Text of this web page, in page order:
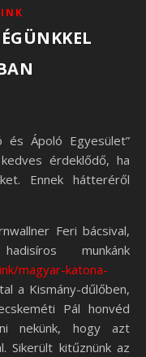
érdeklődő, ha
Ennek hátteréről
Feri bácsival,
munkánk
magyar-katona-
a Kismány-dűlőben,
Pál honvéd
nekünk, hogy azt
Sikerült kitűznünk az